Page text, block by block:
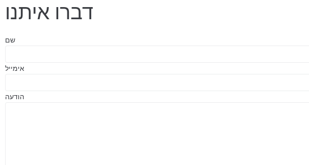
דברו איתנו
שם
אימייל
הודעה